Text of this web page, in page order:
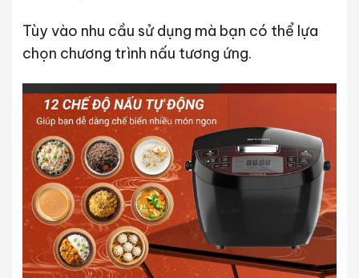
Tùy vào nhu cầu sử dụng mà bạn có thể lựa
chọn chương trình nấu tương ứng.